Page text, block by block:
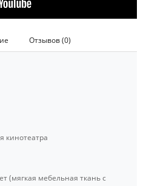
Отзывов (0)
кинотеатра
(мягкая мебельная ткань с